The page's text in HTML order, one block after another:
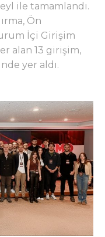
ile tamamlandı.
Ön
İçi Girişim
alan 13 girişim,
yer aldı.